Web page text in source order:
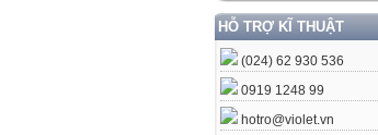
HỖ TRỢ KĨ THUẬT
(024) 62 930 536
0919 1248 99
hotro@violet.vn